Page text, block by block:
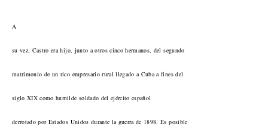
A
su vez, Castro era hijo, junto a otros cinco hermanos, del segundo
matrimonio de un rico empresario rural llegado a Cuba a fines del
siglo XIX como humilde soldado del ejército español
derrotado por Estados Unidos durante la guerra de 1898. Es posible